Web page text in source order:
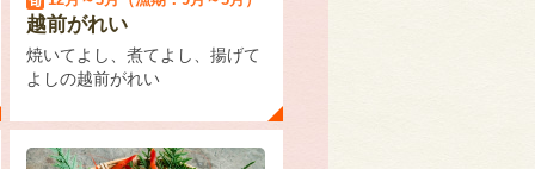
越前がれい
焼いてよし、煮てよし、揚げて
よしの越前がれい